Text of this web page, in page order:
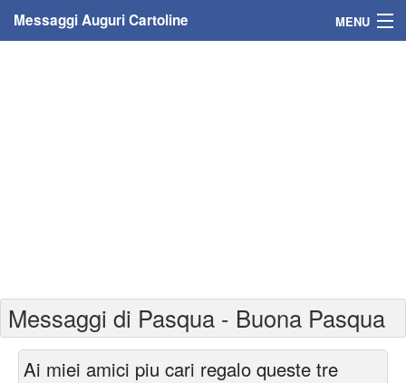
Messaggi Auguri Cartoline MENU
Cartoline auguri anni
Cartoline giorni anno
Messaggi di Pasqua - Buona Pasqua
Ai miei amici piu cari regalo queste tre